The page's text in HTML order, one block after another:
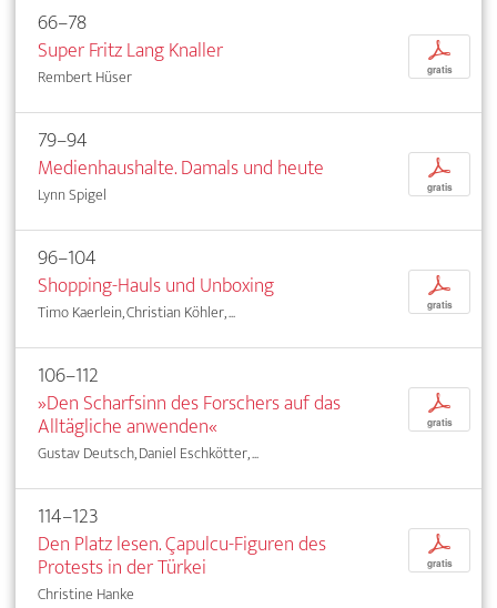
66–78
Super Fritz Lang Knaller
Rembert Hüser
p
gratis
79–94
Medienhaushalte. Damals und heute
Lynn Spigel
p
gratis
96–104
Shopping-Hauls und Unboxing
Timo Kaerlein, Christian Köhler, ...
p
gratis
106–112
»Den Scharfsinn des Forschers auf das
Alltägliche anwenden«
Gustav Deutsch, Daniel Eschkötter, ...
p
gratis
114–123
Den Platz lesen. Çapulcu-Figuren des
Protests in der Türkei
Christine Hanke
p
gratis